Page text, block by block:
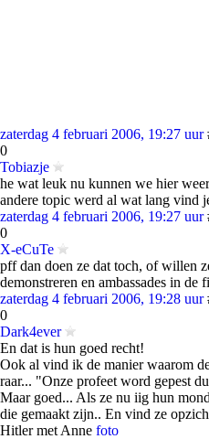
zaterdag 4 februari 2006, 19:27 uur
0
Tobiazje
he wat leuk nu kunnen we hier
andere topic werd al wat lang vind
zaterdag 4 februari 2006, 19:27 uur
0
X-eCuTe
pff dan doen ze dat toch, of willen
demonstreren en ambassades in de
zaterdag 4 februari 2006, 19:28 uur
0
Dark4ever
En dat is hun goed recht!
Ook al vind ik de manier waarom
raar... "Onze profeet word gepest
Maar goed... Als ze nu iig hun
die gemaakt zijn.. En vind ze
Hitler met Anne foto